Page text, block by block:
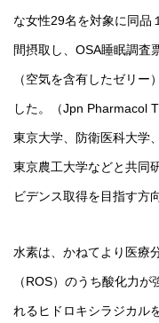
な女性29名を対象に同品
間摂取し、OSA睡眠調査
（空気を含有したゼリ
した。（Jpn Pharmacol
東京大学、防衛医科大学
東京農工大学などと共同
ビデンス取得を目指す方
水素は、かねてより医療
（ROS）のうち酸化力
れるヒドロキシラジカル